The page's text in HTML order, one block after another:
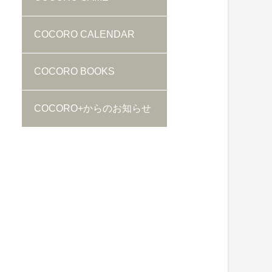
COCORO CALENDAR
COCORO BOOKS
COCORO+からのお知らせ